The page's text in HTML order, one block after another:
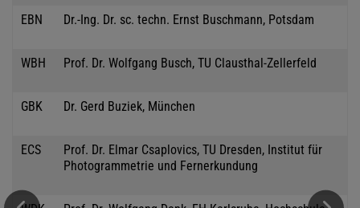
EBN Dr.-Ing. Dr. sc. techn. Ernst Buschmann, Potsdam
WBH Prof. Dr. Wolfgang Busch, TU Clausthal-Zellerfeld
GBK Dr. Gerd Buziek, München
ECS
Prof. Dr. Elmar Csaplovics, TU Dresden, Institut für
Photogrammetrie und Fernerkundung